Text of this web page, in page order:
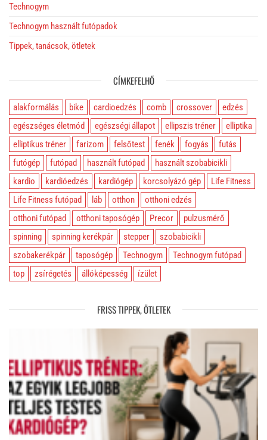
Technogym
Technogym használt futópadok
Tippek, tanácsok, ötletek
CÍMKEFELHŐ
alakformálás bike cardioedzés comb crossover
edzés
egészséges életmód
egészségi állapot ellipszis tréner
elliptika
elliptikus tréner
farizom felsőtest fenék fogyás
futás
futógép
futópad használt futópad
használt szobabicikli
kardio
kardióedzés kardiógép korcsolyázó gép
Life Fitness
Life Fitness futópad
láb otthon
otthoni edzés
otthoni futópad
otthoni taposógép Precor
pulzusmérő
spinning
spinning kerékpár stepper
szobabicikli
szobakerékpár
taposógép Technogym
Technogym futópad
top
zsírégetés állóképesség ízület
FRISS TIPPEK, ÖTLETEK